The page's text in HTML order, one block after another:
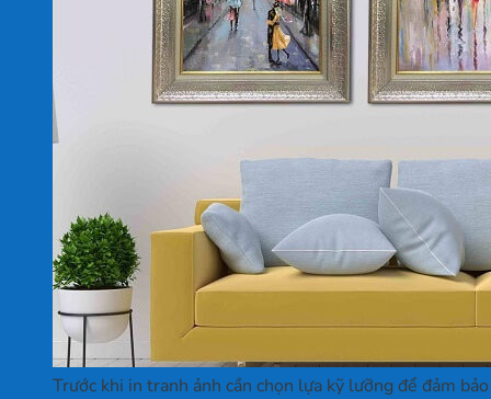
Trước khi in tranh ảnh cần chọn lựa kỹ lưỡng để đảm